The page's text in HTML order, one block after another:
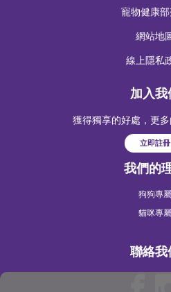
寵物健康
網站地
線上隱私
加入我
獲得獨享的好處，更
立即註冊
我們的
狗狗專屬
貓咪專屬
聯絡我